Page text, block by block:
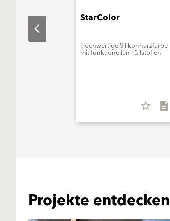
StarColor
Hochwertige Silikonharzfarbe
mit funktionellen Füllstoffen
star_border description
Projekte entdecken